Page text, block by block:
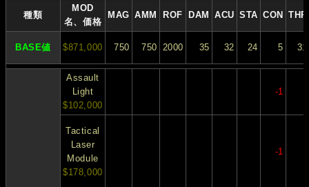
種類
MOD
名、価格
MAG AMM ROF DAM ACU STA CON THR
BASE値 $871,000 750 750 2000 35 32 24 5 31
Assault
Light
$102,000
-1
Tactical
Laser
Module
$178,000
-1